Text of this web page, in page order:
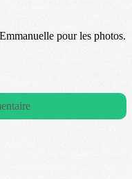
pour les photos.